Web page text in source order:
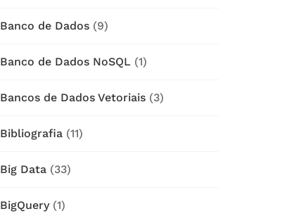
Banco de Dados (9)
Banco de Dados NoSQL (1)
Bancos de Dados Vetoriais (3)
Bibliografia (11)
Big Data (33)
BigQuery(1)